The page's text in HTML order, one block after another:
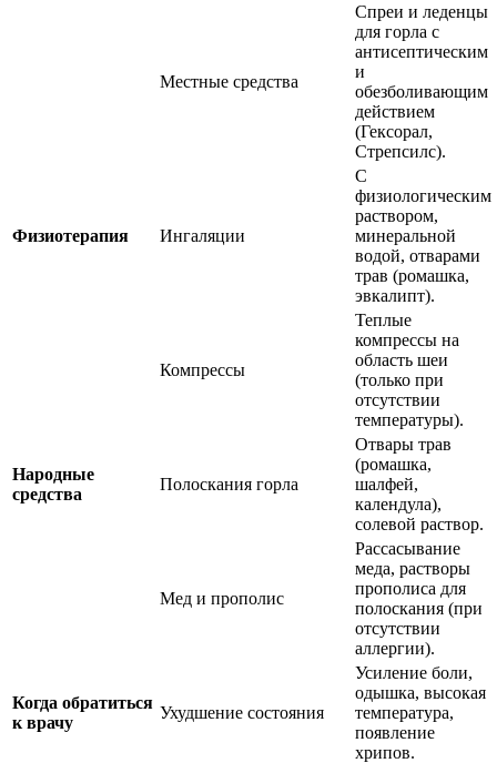
Местные средства
Спреи и леденцы
для горла с
антисептическим
и
обезболивающим
действием
(Гексорал,
Стрепсилс).
Физиотерапия Ингаляции
С
физиологическим
раствором,
минеральной
водой, отварами
трав (ромашка,
эвкалипт).
Компрессы
Теплые
компрессы на
область шеи
(только при
отсутствии
температуры).
Народные
средства
Полоскания горла
Отвары трав
(ромашка,
шалфей,
календула),
солевой раствор.
Мед и прополис
Рассасывание
меда, растворы
прополиса для
полоскания (при
отсутствии
аллергии).
Когда обратиться
к врачу
Ухудшение состояния
Усиление боли,
одышка, высокая
температура,
появление
хрипов.